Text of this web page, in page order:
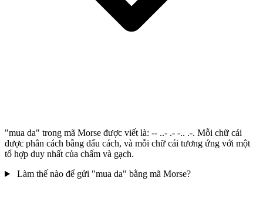
"mua da" trong mã Morse được viết là: -- ..- .- -.. .-. Mỗi chữ cái
được phân cách bằng dấu cách, và mỗi chữ cái tương ứng với một
tổ hợp duy nhất của chấm và gạch.
Làm thế nào để gửi "mua da" bằng mã Morse?